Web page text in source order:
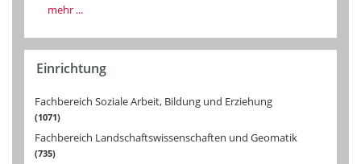
mehr ...
Einrichtung
Fachbereich Soziale Arbeit, Bildung und Erziehung
1071
Fachbereich Landschaftswissenschaften und Geomatik
735